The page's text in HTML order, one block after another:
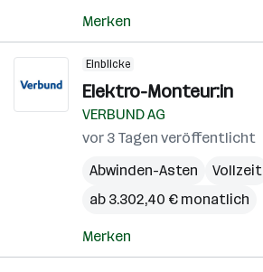
Merken
Einblicke
Elektro-Monteur:in
VERBUND AG
vor 3 Tagen veröffentlicht
Abwinden-Asten
Vollzeit
ab 3.302,40 € monatlich
Merken